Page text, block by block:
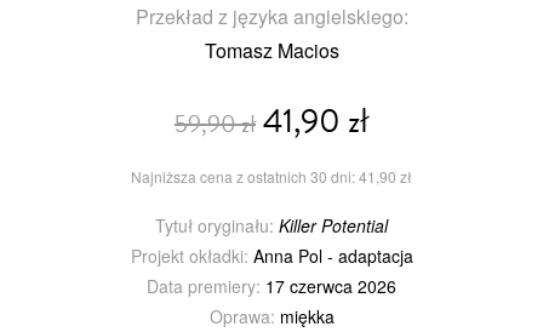
Przekład z języka angielskiego:
Tomasz Macios
59,90 zł41,90 zł
Najniższa cena z ostatnich 30 dni: 41,90 zł
Tytuł oryginału: Killer Potential
Projekt okładki: Anna Pol - adaptacja
Data premiery: 17 czerwca 2026
Oprawa: miękka